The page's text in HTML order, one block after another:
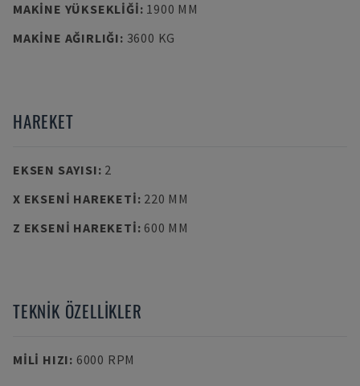
MAKINE YÜKSEKLIĞI: 1900 MM
MAKINE AĞIRLIĞI: 3600 KG
HAREKET
EKSEN SAYISI: 2
X EKSENI HAREKETI: 220 MM
Z EKSENI HAREKETI: 600 MM
TEKNIK ÖZELLIKLER
MILI HIZI: 6000 RPM